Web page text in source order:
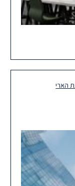
משפיעים על